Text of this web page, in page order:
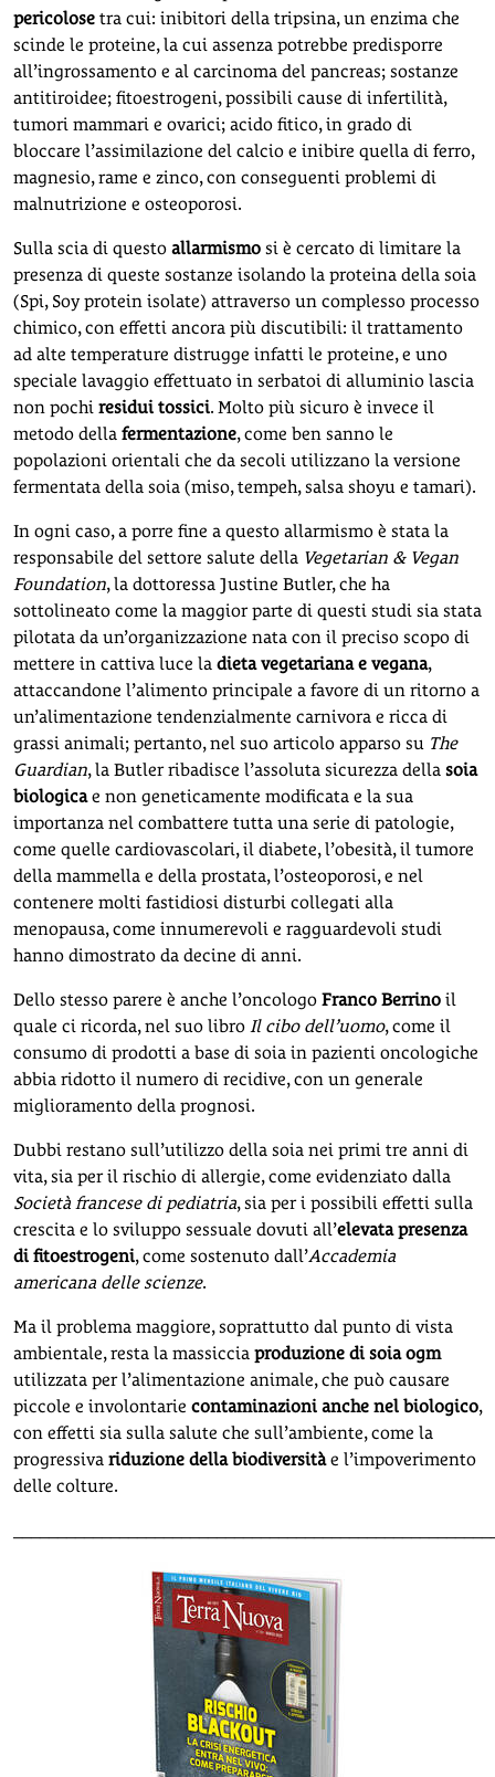
pericolose tra cui: inibitori della tripsina, un enzima che
scinde le proteine, la cui assenza potrebbe predisporre
all’ingrossamento e al carcinoma del pancreas; sostanze
antitiroidee; fitoestrogeni, possibili cause di infertilità,
tumori mammari e ovarici; acido fitico, in grado di
bloccare l’assimilazione del calcio e inibire quella di ferro,
magnesio, rame e zinco, con conseguenti problemi di
malnutrizione e osteoporosi.
Sulla scia di questo allarmismo si è cercato di limitare la
presenza di queste sostanze isolando la proteina della soia
(Spi, Soy protein isolate) attraverso un complesso processo
chimico, con effetti ancora più discutibili: il trattamento
ad alte temperature distrugge infatti le proteine, e uno
speciale lavaggio effettuato in serbatoi di alluminio lascia
non pochi residui tossici. Molto più sicuro è invece il
metodo della fermentazione, come ben sanno le
popolazioni orientali che da secoli utilizzano la versione
fermentata della soia (miso, tempeh, salsa shoyu e tamari).
In ogni caso, a porre fine a questo allarmismo è stata la
responsabile del settore salute della Vegetarian & Vegan
Foundation, la dottoressa Justine Butler, che ha
sottolineato come la maggior parte di questi studi sia stata
pilotata da un’organizzazione nata con il preciso scopo di
mettere in cattiva luce la dieta vegetariana e vegana,
attaccandone l’alimento principale a favore di un ritorno a
un’alimentazione tendenzialmente carnivora e ricca di
grassi animali; pertanto, nel suo articolo apparso su The
Guardian, la Butler ribadisce l’assoluta sicurezza della soia
biologicae non geneticamente modificata e la sua
importanza nel combattere tutta una serie di patologie,
come quelle cardiovascolari, il diabete, l’obesità, il tumore
della mammella e della prostata, l’osteoporosi, e nel
contenere molti fastidiosi disturbi collegati alla
menopausa, come innumerevoli e ragguardevoli studi
hanno dimostrato da decine di anni.
Dello stesso parere è anche l’oncologo Franco Berrino il
quale ci ricorda, nel suo libro Il cibo dell’uomo, come il
consumo di prodotti a base di soia in pazienti oncologiche
abbia ridotto il numero di recidive, con un generale
miglioramento della prognosi.
Dubbi restano sull’utilizzo della soia nei primi tre anni di
vita, sia per il rischio di allergie, come evidenziato dalla
Società francese di pediatria, sia per i possibili effetti sulla
crescita e lo sviluppo sessuale dovuti all’elevata presenza
di fitoestrogeni, come sostenuto dall’Accademia
americana delle scienze.
Ma il problema maggiore, soprattutto dal punto di vista
ambientale, resta la massiccia produzione di soia ogm
utilizzata per l’alimentazione animale, che può causare
piccole e involontarie contaminazioni anche nel biologico,
con effetti sia sulla salute che sull’ambiente, come la
progressiva riduzione della biodiversitàe l’impoverimento
delle colture.